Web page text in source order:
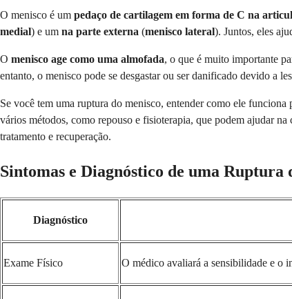
O menisco é um pedaço de cartilagem em forma de C na
medial) e um na parte externa (menisco lateral). Juntos, eles
O menisco age como uma almofada, o que é muito importante
entanto, o menisco pode se desgastar ou ser danificado devido a
Se você tem uma ruptura do menisco, entender como ele
vários métodos, como repouso e fisioterapia, que podem ajudar
tratamento e recuperação.
Sintomas e Diagnóstico de uma Ruptura
Diagnóstico
Exame Físico O médico avaliará a sensibilidade e o